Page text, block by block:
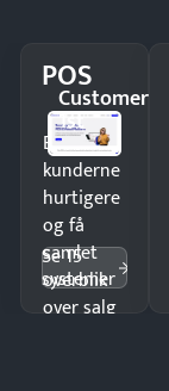
POS
Customer
1st
Ekspedér
kunderne
hurtigere
og få
samlet
overblik
over salg
Se 15
systemer